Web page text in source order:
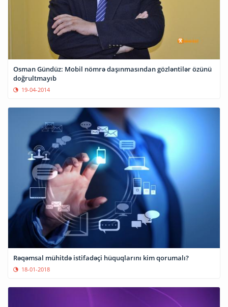
Osman Gündüz: Mobil nömrə daşınmasından gözləntilər özünü
doğrultmayıb
19-04-2014
Rəqəmsal mühitdə istifadəçi hüquqlarını kim qorumalı?
18-01-2018